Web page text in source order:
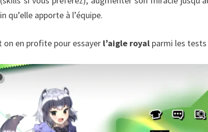
qu’elle apporte à l’équipe.
on en profite pour essayer l’aigle royal parmi les tests